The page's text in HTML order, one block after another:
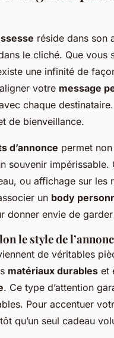
réside dans son
le cliché. Que
une infinité de
votre message
chaque
de bienveillance.
d’annonce permet
souvenir
ou affichage sur les
un body
donner envie de
le style de
de véritables
matériaux durables et
. Ce type d’attention
Pour accentuer
qu’un seul cadeau